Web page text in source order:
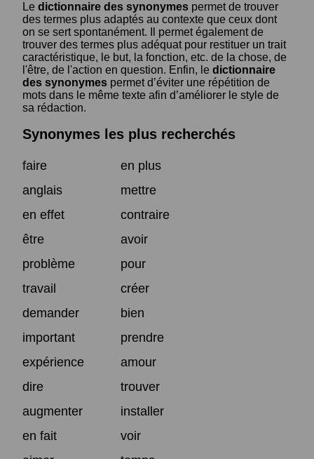
Le dictionnaire des synonymes permet de trouver
des termes plus adaptés au contexte que ceux dont
on se sert spontanément. Il permet également de
trouver des termes plus adéquat pour restituer un trait
caractéristique, le but, la fonction, etc. de la chose, de
l'être, de l'action en question. Enfin, le dictionnaire
des synonymes permet d’éviter une répétition de
mots dans le même texte afin d’améliorer le style de
sa rédaction.
Synonymes les plus recherchés
faire
en plus
anglais
mettre
en effet
contraire
être
avoir
problème
pour
travail
créer
demander
bien
important
prendre
expérience
amour
dire
trouver
augmenter
installer
en fait
voir